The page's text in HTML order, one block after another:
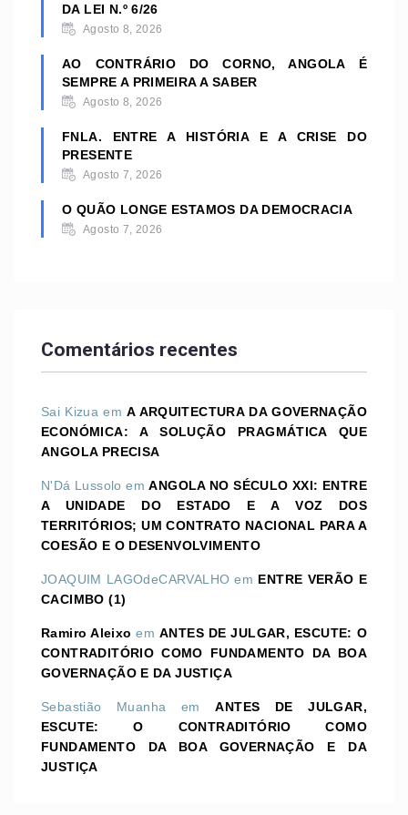
DA LEI N.º 6/26
Agosto 8, 2026
AO CONTRÁRIO DO CORNO, ANGOLA É
SEMPRE A PRIMEIRA A SABER
Agosto 8, 2026
FNLA. ENTRE A HISTÓRIA E A CRISE DO
PRESENTE
Agosto 7, 2026
O QUÃO LONGE ESTAMOS DA DEMOCRACIA
Agosto 7, 2026
Comentários recentes
Sai Kizua emA ARQUITECTURA DA GOVERNAÇÃO
ECONÓMICA: A SOLUÇÃO PRAGMÁTICA QUE
ANGOLA PRECISA
N'Dá Lussolo emANGOLA NO SÉCULO XXI: ENTRE
A UNIDADE DO ESTADO E A VOZ DOS
TERRITÓRIOS; UM CONTRATO NACIONAL PARA A
COESÃO E O DESENVOLVIMENTO
JOAQUIM LAGOdeCARVALHO em ENTRE VERÃO E
CACIMBO (1)
Ramiro Aleixo emANTES DE JULGAR, ESCUTE: O
CONTRADITÓRIO COMO FUNDAMENTO DA BOA
GOVERNAÇÃO E DA JUSTIÇA
Sebastião Muanha emANTES DE JULGAR,
ESCUTE: O CONTRADITÓRIO COMO
FUNDAMENTO DA BOA GOVERNAÇÃO E DA
JUSTIÇA